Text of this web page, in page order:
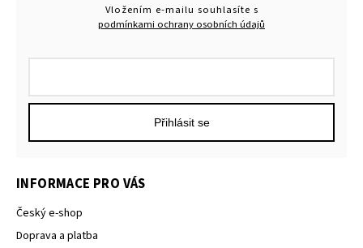
INFORMACE PRO VÁS
Český e-shop
Doprava a platba
Vložením e-mailu souhlasíte s
podmínkami ochrany osobních údajů
Přihlásit se